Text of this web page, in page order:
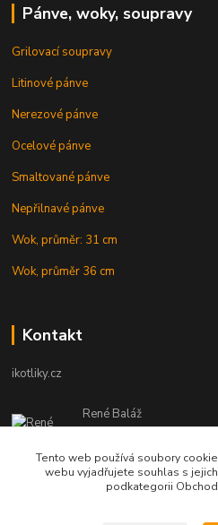
Pánve, woky, soupravy
Grilovací soupravy
Litinové pánve
Nerezové pánve
Ocelové pánve
Smaltované pánve
Nepřilnavé pánve
Wok, průměr: 31 cm
Wok, průměr 36 cm
Kontakt
ikotliky.cz
René Baláž
Eshop: +421 902
od 8:00 - do 16:00 hod
info@ikotliky.cz
Tento web používá soubory
webu vyjadřujete souhlas s
podkategorii